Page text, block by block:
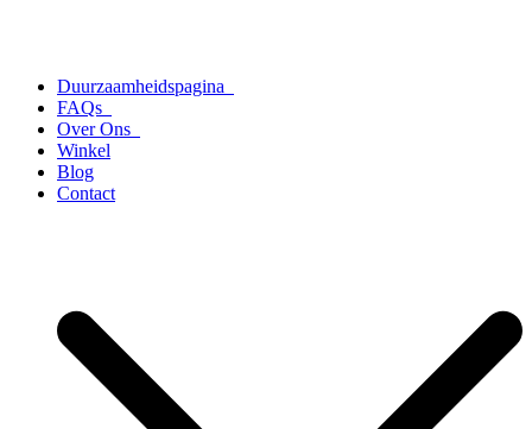
Duurzaamheidspagina
FAQs
Over Ons
Winkel
Blog
Contact